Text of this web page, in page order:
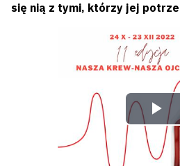
się nią z tymi, którzy jej